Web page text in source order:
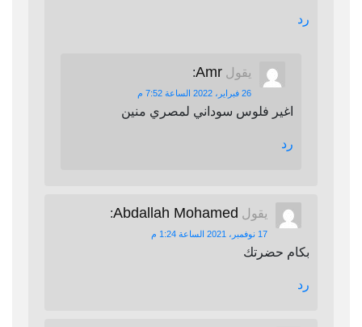
رد
يقول Amr
:
26 فبراير، 2022 الساعة 7:52 م
اغير فلوس سوداني لمصري منين
رد
يقول Abdallah Mohamed
:
17 نوفمبر، 2021 الساعة 1:24 م
بكام حضرتك
رد